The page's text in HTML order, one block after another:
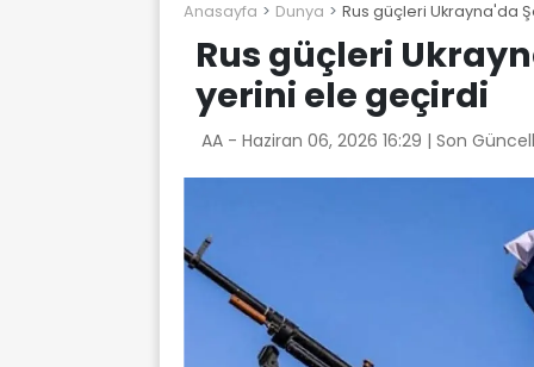
Anasayfa Dunya Rus güçleri Ukrayna'da
Rus güçleri
yerini ele geçirdi
AA - Haziran 06, 2026 16:29 | Son